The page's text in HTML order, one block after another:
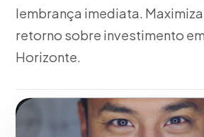
lembrança imediata.
retorno sobre investimento
Horizonte.
Fase 1:
A partir da nossa
arquétipos e psicologia do